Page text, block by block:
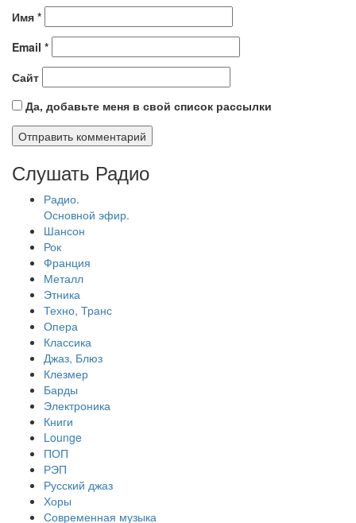
Имя *
Email *
Сайт
Да, добавьте меня в свой список рассылки
Слушать Радио
Радио.
Основной эфир.
Шансон
Рок
Франция
Металл
Этника
Техно, Транс
Опера
Классика
Джаз, Блюз
Клезмер
Барды
Электроника
Книги
Lounge
ПОП
РЭП
Русский джаз
Хоры
Современная музыка